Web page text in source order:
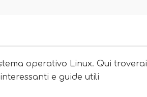
operativo Linux. Qui troverai
e guide utili